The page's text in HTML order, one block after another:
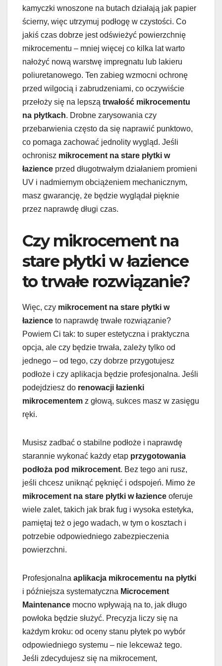
kamyczki wnoszone na butach działają jak papier
ścierny, więc utrzymuj podłogę w czystości. Co
jakiś czas dobrze jest odświeżyć powierzchnię
mikrocementu – mniej więcej co kilka lat warto
nałożyć nową warstwę impregnatu lub lakieru
poliuretanowego. Ten zabieg wzmocni ochronę
przed wilgocią i zabrudzeniami, co oczywiście
przełoży się na lepszą trwałość mikrocementu
na płytkach. Drobne zarysowania czy
przebarwienia często da się naprawić punktowo,
co pomaga zachować jednolity wygląd. Jeśli
ochronisz mikrocement na stare płytki w
łazience przed długotrwałym działaniem promieni
UV i nadmiernym obciążeniem mechanicznym,
masz gwarancję, że będzie wyglądał pięknie
przez naprawdę długi czas.
Czy mikrocement na
stare płytki w łazience
to trwałe rozwiązanie?
Więc, czy mikrocement na stare płytki w
łazience to naprawdę trwałe rozwiązanie?
Powiem Ci tak: to super estetyczna i praktyczna
opcja, ale czy będzie trwała, zależy tylko od
jednego – od tego, czy dobrze przygotujesz
podłoże i czy aplikacja będzie profesjonalna. Jeśli
podejdziesz do renowacji łazienki
mikrocementem z głową, sukces masz w zasięgu
ręki.
Musisz zadbać o stabilne podłoże i naprawdę
starannie wykonać każdy etap przygotowania
podłoża pod mikrocement. Bez tego ani rusz,
jeśli chcesz uniknąć pęknięć i odspojeń. Mimo że
mikrocement na stare płytki w łazience oferuje
wiele zalet, takich jak brak fug i wysoka estetyka,
pamiętaj też o jego wadach, w tym o kosztach i
potrzebie odpowiedniego zabezpieczenia
powierzchni.
Profesjonalna aplikacja mikrocementu na płytki
i późniejsza systematyczna Microcement
Maintenance mocno wpływają na to, jak długo
powłoka będzie służyć. Precyzja liczy się na
każdym kroku: od oceny stanu płytek po wybór
odpowiedniego systemu – nie lekceważ tego.
Jeśli zdecydujesz się na mikrocement,